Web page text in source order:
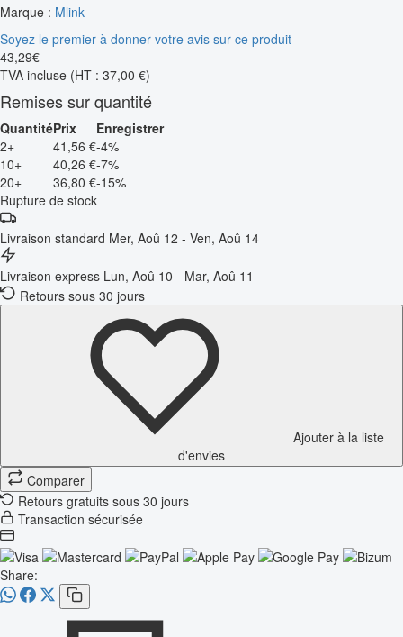
Marque : Mlink
Soyez le premier à donner votre avis sur ce produit
43,29€
TVA incluse (HT : 37,00 €)
Remises sur quantité
QuantitéPrix
Enregistrer
2+
41,56 €-4%
10+
40,26 €-7%
20+
36,80 €-15%
Rupture de stock
Livraison standard Mer, Aoû 12 - Ven, Aoû 14
Livraison express Lun, Aoû 10 - Mar, Aoû 11
Retours sous 30 jours
Ajouter à la liste
d'envies
Comparer
Retours gratuits sous 30 jours
Transaction sécurisée
Share: